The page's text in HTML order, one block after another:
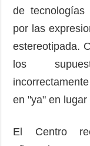
de tecnologías
por las
estereotipada.
los
en "ya" en lugar
El Centro